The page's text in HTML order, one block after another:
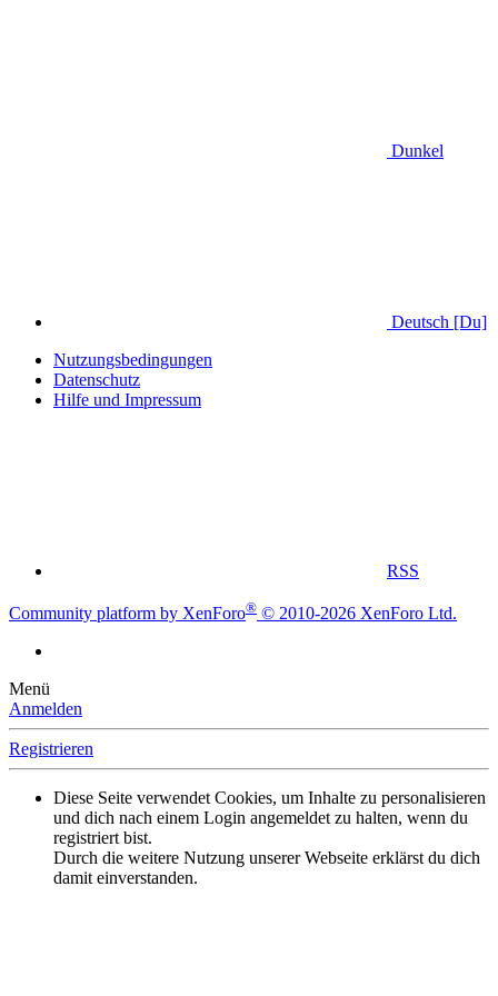
Dunkel
Deutsch [Du]
Nutzungsbedingungen
Datenschutz
Hilfe und Impressum
RSS
Community platform by XenForo® © 2010-2026 XenForo Ltd.
Menü
Anmelden
Registrieren
Diese Seite verwendet Cookies, um Inhalte zu personalisieren
und dich nach einem Login angemeldet zu halten, wenn du
registriert bist.
Durch die weitere Nutzung unserer Webseite erklärst du dich
damit einverstanden.